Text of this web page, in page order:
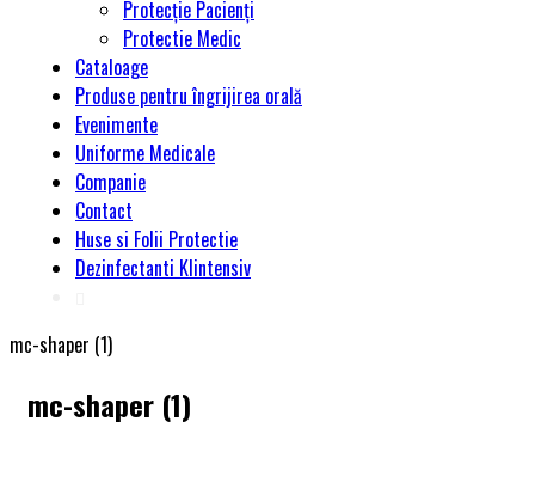
Protecție Pacienți
Protectie Medic
Cataloage
Produse pentru îngrijirea orală
Evenimente
Uniforme Medicale
Companie
Contact
Huse si Folii Protectie
Dezinfectanti Klintensiv
mc-shaper (1)
mc-shaper (1)